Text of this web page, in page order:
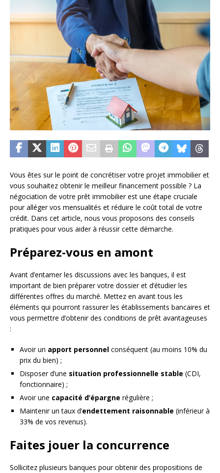
Vous êtes sur le point de concrétiser votre projet immobilier et
vous souhaitez obtenir le meilleur financement possible ? La
négociation de votre prêt immobilier est une étape cruciale
pour alléger vos mensualités et réduire le coût total de votre
crédit. Dans cet article, nous vous proposons des conseils
pratiques pour vous aider à réussir cette démarche.
Préparez-vous en amont
Avant d’entamer les discussions avec les banques, il est
important de bien préparer votre dossier et d’étudier les
différentes offres du marché. Mettez en avant tous les
éléments qui pourront rassurer les établissements bancaires et
vous permettre d’obtenir des conditions de prêt avantageuses
:
Avoir un apport personnel conséquent (au moins 10% du
prix du bien) ;
Disposer d’une situation professionnelle stable (CDI,
fonctionnaire) ;
Avoir une capacité d’épargne régulière ;
Maintenir un taux d’endettement raisonnable (inférieur à
33% de vos revenus).
Faites jouer la concurrence
Sollicitez plusieurs banques pour obtenir des propositions de